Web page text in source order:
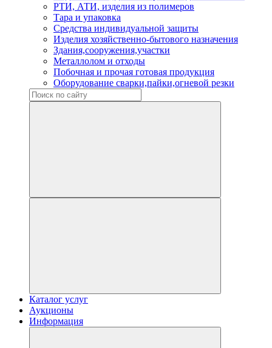
РТИ, АТИ, изделия из полимеров
Тара и упаковка
Средства индивидуальной защиты
Изделия хозяйственно-бытового назначения
Здания,сооружения,участки
Металлолом и отходы
Побочная и прочая готовая продукция
Оборудование сварки,пайки,огневой резки
Каталог услуг
Аукционы
Информация